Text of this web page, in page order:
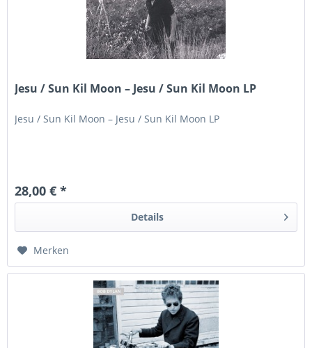
Jesu / Sun Kil Moon – Jesu / Sun Kil Moon LP
Jesu / Sun Kil Moon – Jesu / Sun Kil Moon LP
28,00 € *
Details
Merken